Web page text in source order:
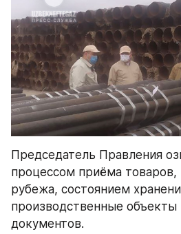
Председатель Правления
процессом приёма товаров,
рубежа, состоянием
производственные
документов.